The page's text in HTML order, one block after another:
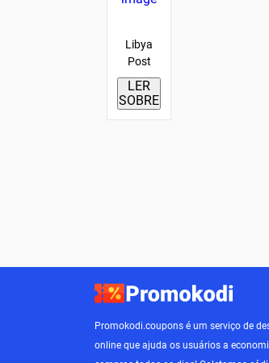
Libya
Post
LER
SOBRE
Promokodi.coupons é um serviço de
online que ajuda os usuários a